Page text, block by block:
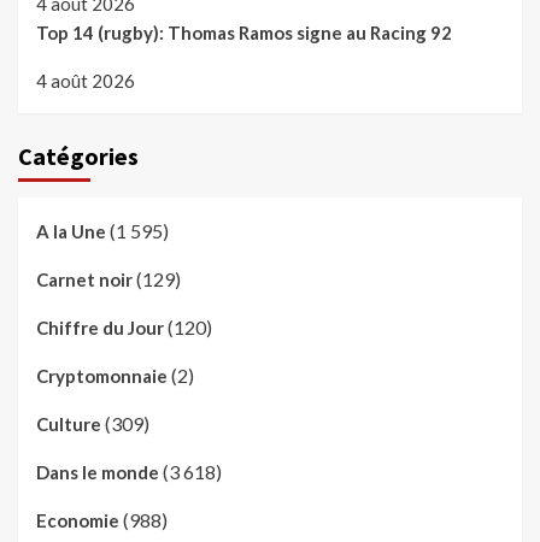
Top 14 (rugby): Thomas Ramos signe au Racing 92
4 août 2026
Catégories
A la Une (1 595)
Carnet noir(129)
Chiffre du Jour(120)
Cryptomonnaie (2)
Culture (309)
Dans le monde (3 618)
Economie (988)